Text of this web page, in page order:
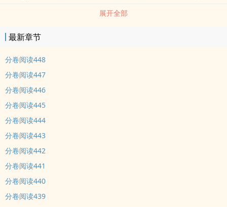
姑子，有人疼有人ai，zuo个幸福的军嫂！斗娘家大姐，斗缤纷qing
敌，都是她，全是她，无论定位在何chu，方默的宗旨是，守住自己
的阵地！方默前有兵哥哥护shen，后有发家致富绝技，动动手扫
展开全部
最新章节
分卷阅读448
分卷阅读447
分卷阅读446
分卷阅读445
分卷阅读444
分卷阅读443
分卷阅读442
分卷阅读441
分卷阅读440
分卷阅读439